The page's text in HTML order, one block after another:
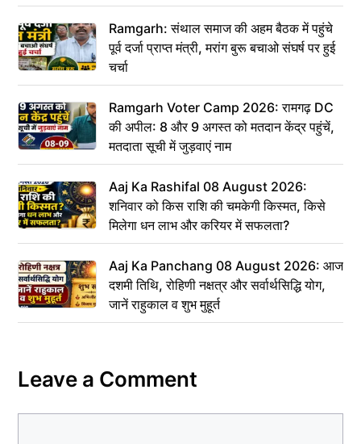
Ramgarh: संथाल समाज की अहम बैठक में पहुंचे
पूर्व दर्जा प्राप्त मंत्री, मरांग बुरू बचाओ संघर्ष पर हुई
चर्चा
Ramgarh Voter Camp 2026: रामगढ़ DC
की अपील: 8 और 9 अगस्त को मतदान केंद्र पहुंचें,
मतदाता सूची में जुड़वाएं नाम
Aaj Ka Rashifal 08 August 2026:
शनिवार को किस राशि की चमकेगी किस्मत, किसे
मिलेगा धन लाभ और करियर में सफलता?
Aaj Ka Panchang 08 August 2026: आज
दशमी तिथि, रोहिणी नक्षत्र और सर्वार्थसिद्धि योग,
जानें राहुकाल व शुभ मुहूर्त
Leave a Comment